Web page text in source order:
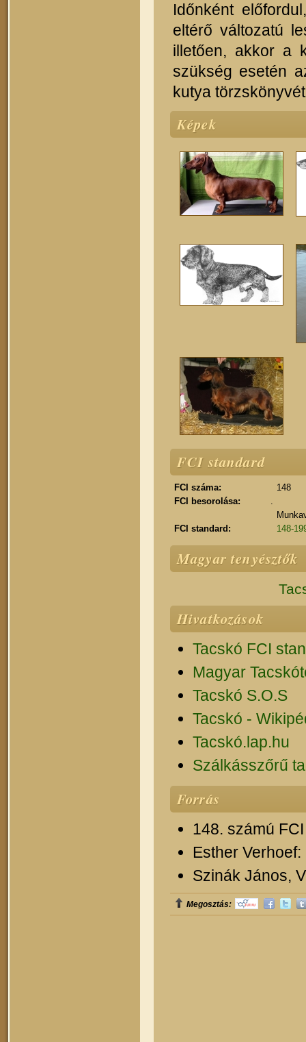
Időnként
eltérő változatú
illetően, akkor a
szükség esetén
kutya
Képek
FCI standard
FCI száma:
148
FCI besorolása:
FCI standard:
148-
Magyar tenyésztők
Hivatkozások
Tacskó FCI
Magyar
Tacskó S.O.S
Tacskó -
Tacskó.lap.hu
Szálkásszőrű
Forrás
148. számú
Esther
Szinák János,
Megosztás: